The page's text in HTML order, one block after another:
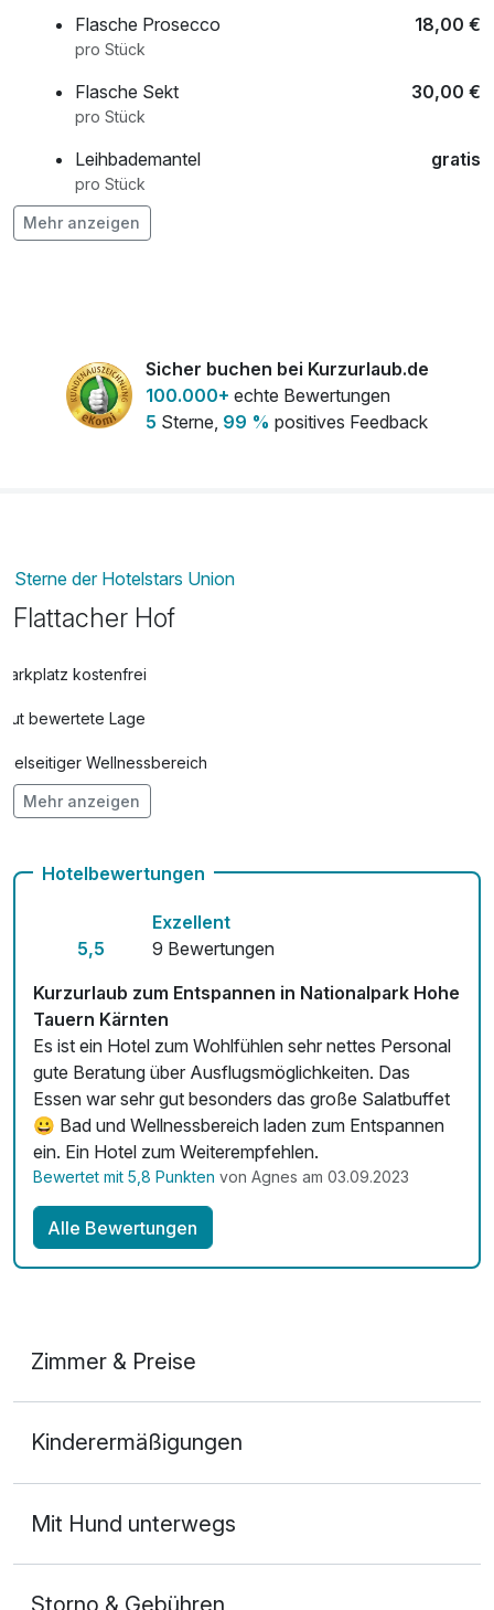
Flasche Prosecco
18,00 €
pro Stück
Flasche Sekt 30,00 €
pro Stück
Leihbademantel gratis
pro Stück
Parkplatz
Mehr anzeigen
Sicher buchen bei Kurzurlaub.de
100.000+ echte Bewertungen
5 Sterne, 99 % positives Feedback
Sterne der Hotelstars Union
Flattacher Hof
Parkplatz kostenfrei
Gut bewertete Lage
Vielseitiger Wellnessbereich
Hunde im Hotel erlaubt für 17,00 € pro Stück / Nacht
Kostenloses W-LAN
Mehr anzeigen
Hotelbewertungen
5,5
Exzellent
9 Bewertungen
Kurzurlaub zum Entspannen in Nationalpark Hohe
Tauern Kärnten
Es ist ein Hotel zum Wohlfühlen sehr nettes Personal
gute Beratung über Ausflugsmöglichkeiten. Das
Essen war sehr gut besonders das große Salatbuffet
😀 Bad und Wellnessbereich laden zum Entspannen
ein. Ein Hotel zum Weiterempfehlen.
Bewertet mit 5,8 Punkten von Agnes am 03.09.2023
Alle Bewertungen
Zimmer & Preise
2 Erwachsene
Kinderermäßigungen
Mit Hund unterwegs
Storno & Gebühren